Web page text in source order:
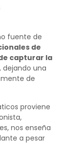
fuente de
de
capturar la
dejando una
de
proviene
nos enseña
a pesar